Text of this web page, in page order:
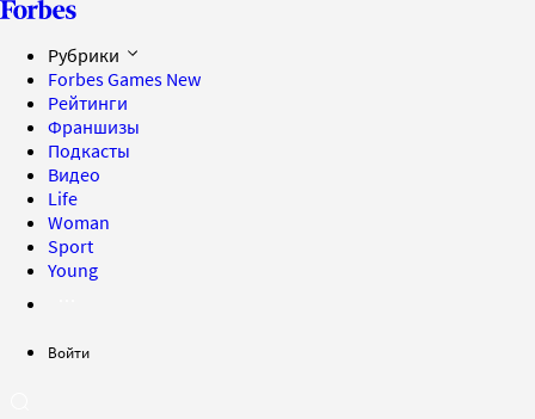
Рубрики
Forbes Games New
Рейтинги
Франшизы
Подкасты
Видео
Life
Woman
Sport
Young
Войти